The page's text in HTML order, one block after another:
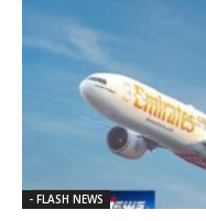
- FLASH NEWS